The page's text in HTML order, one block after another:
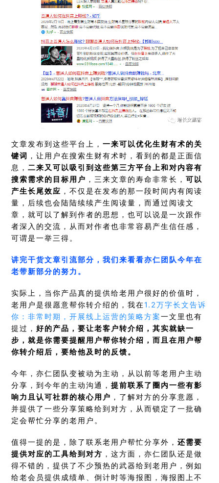
文章发布到这些平台上， 一来可以优化生财有术的关
键词 ，让用户在搜索生财有术时，看到的都是正面信
息， 二来又可以吸引到这些第三方平台上和对内容有
搜索需求的目标用户 ，三来文章的寿命非常长， 可以
产生长尾效应 ，不仅是在发布的那一段时间内有阅读
量，后续也会陆陆续续产生阅读量，而通过阅读文
章，就可以了解到作者的思想，也可以说是一次跟作
者深入的交流，从而对作者也非常容易产生信任感，
可谓是一举三得。
讲完干货文章引流部分，我们来看看亦仁团队今年在
老带新部分的努力。
实际上，当你产品真的提供给老用户很好的价值时，
老用户是很愿意帮你转介绍的，我在 1.2万字长文告诉
你：非常时期，开展线上运营的策略方案一文里也有
提过， 好的产品， 要让老客户转介绍，其实就缺一
步，就是你需要提醒用户帮你转介绍，而且在用户帮
你转介绍后，要给他及时的反馈。
今年，亦仁团队变被动为主动，从以前等老用户主动
分享，到今年的主动沟通， 提前联系了圈内一些有影
响力且认可社群的核心用户 ，了解对方的分享意愿，
并提供了一些分享策略给到对方，从而锁定了一批确
定会帮忙分享的老用户。
值得一提的是，除了联系老用户帮忙分享外， 还需要
提供对应的工具给到对方 ，这方面，亦仁团队还是做
得不错的，提供了不少预热的武器给到老用户，例如
给老会员提供成绩单、倒计时等海报图，海报图上不